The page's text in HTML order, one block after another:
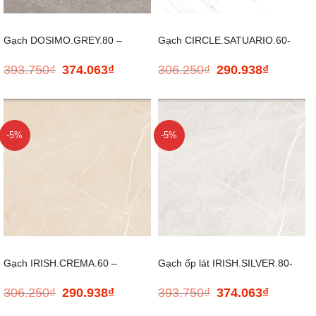
Gạch DOSIMO.GREY.80 –
393.750₫ Giá
là:
374.063₫Giá
tại
374.063₫.
Gạch CIRCLE.SATUARIO.60-
306.250₫ Giá
là:
290.938₫Giá
tại
290.938₫.
-5%
Gạch IRISH.CREMA.60 –
306.250₫ Giá
290.938₫Giá
-5%
Gạch ốp lát IRISH.SILVER.80-
393.750₫ Giá
374.063₫Giá